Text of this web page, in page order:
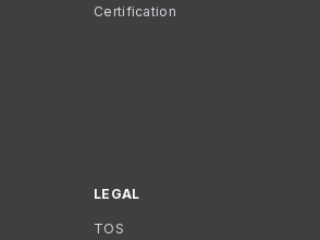
Certification
LEGAL
TOS